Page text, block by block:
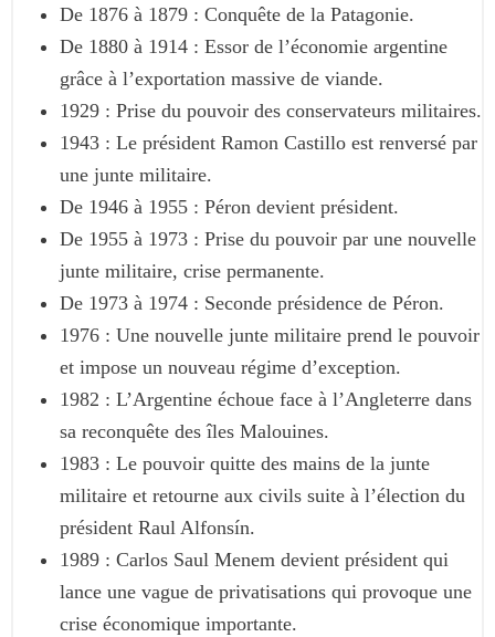
De 1876 à 1879 : Conquête de la Patagonie.
De 1880 à 1914 : Essor de l’économie argentine
grâce à l’exportation massive de viande.
1929 : Prise du pouvoir des conservateurs militaires.
1943 : Le président Ramon Castillo est renversé par
une junte militaire.
De 1946 à 1955 : Péron devient président.
De 1955 à 1973 : Prise du pouvoir par une nouvelle
junte militaire, crise permanente.
De 1973 à 1974 : Seconde présidence de Péron.
1976 : Une nouvelle junte militaire prend le pouvoir
et impose un nouveau régime d’exception.
1982 : L’Argentine échoue face à l’Angleterre dans
sa reconquête des îles Malouines.
1983 : Le pouvoir quitte des mains de la junte
militaire et retourne aux civils suite à l’élection du
président Raul Alfonsín.
1989 : Carlos Saul Menem devient président qui
lance une vague de privatisations qui provoque une
crise économique importante.